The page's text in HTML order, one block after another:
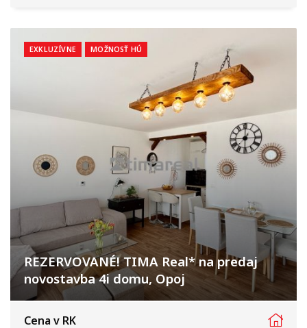
EXKLUZÍVNE MOŽNOSŤ HÚ
REZERVOVANÉ! TIMA Real* na predaj
novostavba 4i domu, Opoj
Čerešňová, Opoj
Cena v RK